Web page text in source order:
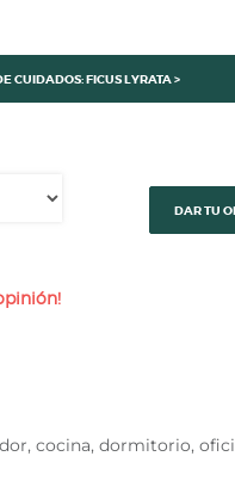
CUIDADOS: FICUS LYRATA >
DAR TU
cocina, dormitorio,